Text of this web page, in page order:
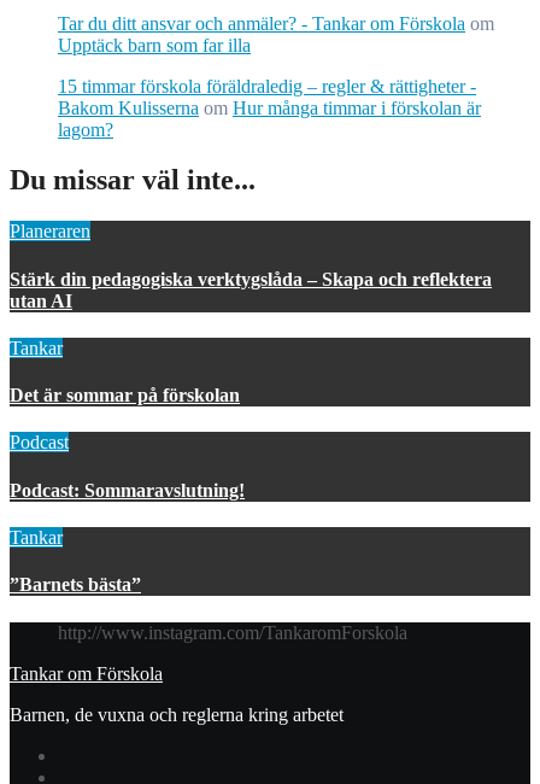
Tar du ditt ansvar och anmäler? - Tankar om Förskola om
Upptäck barn som far illa
15 timmar förskola föräldraledig – regler & rättigheter -
Bakom Kulisserna om Hur många timmar i förskolan är
lagom?
Du missar väl inte...
Planeraren
Stärk din pedagogiska verktygslåda – Skapa och reflektera
utan AI
Tankar
Det är sommar på förskolan
Podcast
Podcast: Sommaravslutning!
Tankar
”Barnets bästa”
http://www.instagram.com/TankaromForskola
Tankar om Förskola
Barnen, de vuxna och reglerna kring arbetet